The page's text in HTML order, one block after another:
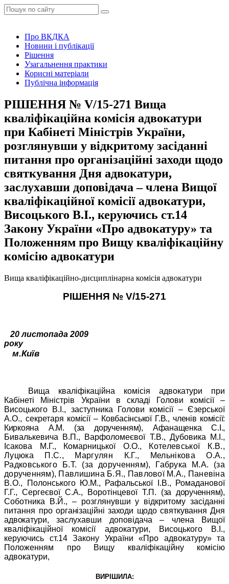
Про ВКДКА
Новини і публікації
Рішення
Узагальнення практики
Корисні матеріали
Публічна інформація
РІШЕННЯ № V/15-271 Вища
кваліфікаційна комісія адвокатури
при Кабінеті Міністрів України,
розглянувши у відкритому засіданні
питання про організаційні заходи щодо
святкування Дня адвокатури,
заслухавши доповідача – члена Вищої
кваліфікаційної комісії адвокатури,
Висоцького В.І., керуючись ст.14
Закону України «Про адвокатуру» та
Положенням про Вищу кваліфікаційну
комісію адвокатури
Вища кваліфікаційно-дисциплінарна комісія адвокатури
РІШЕННЯ № V/15-271
20 листопада 2009
року
м.Київ
Вища кваліфікаційна комісія адвокатури при
Кабінеті Міністрів України в складі Голови комісії –
Висоцького В.І., заступника Голови комісії – Єзерської
А.О., секретаря комісії – Ковбасінської Г.В., членів комісії:
Киркояна А.М. (за дорученням), Афанащенка С.І.,
Бивалькевича В.П., Варфоломеєвої Т.В., Дубовика М.І.,
Ісакова М.Г., Комарницької О.О., Котелевської К.В.,
Луцюка П.С., Маргулян К.Г., Мельнікова О.А.,
Радковського Б.Т. (за дорученням), Габрука М.А. (за
дорученням), Павлишина Б.Я., Павлової М.А., Паневіна
В.О., Полонського Ю.М., Рафальської І.В., Ромаданової
Г.Г., Сергеєвої С.А., Воротінцевої Т.П. (за дорученням),
Соботника В.Й., – розглянувши у відкритому засіданні
питання проорганізаційні заходи щодо святкування Дня
адвокатури, заслухавши доповідача – члена Вищої
кваліфікаційної комісії адвокатури, Висоцького В.І.,
керуючись ст.14 Закону України «Про адвокатуру» та
Положенням про Вищу кваліфікаційну комісію
адвокатури,
ВИРІШИЛА: